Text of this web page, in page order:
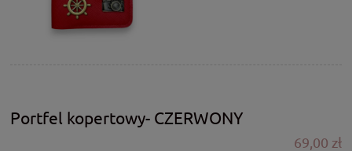
Portfel kopertowy- CZERWONY
69,00 zł